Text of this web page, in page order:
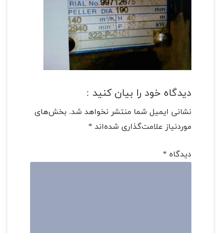
دیدگاه خود را بیان کنید :
نشانی ایمیل شما منتشر نخواهد شد. بخش‌های
موردنیاز علامت‌گذاری شده‌اند *
دیدگاه *